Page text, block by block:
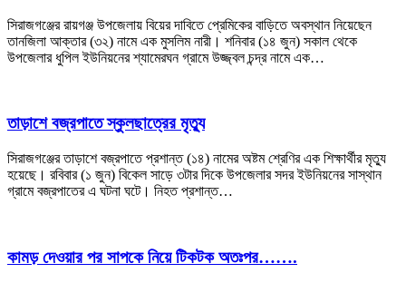
সিরাজগঞ্জের রায়গঞ্জ উপজেলায় বিয়ের দাবিতে প্রেমিকের বাড়িতে অবস্থান নিয়েছেন
তানজিলা আক্তার (৩২) নামে এক মুসলিম নারী। শনিবার (১৪ জুন) সকাল থেকে
উপজেলার ধুপিল ইউনিয়নের শ্যামেরঘন গ্রামে উজ্জ্বল চন্দ্র নামে এক…
তাড়াশে বজ্রপাতে স্কুলছাত্রের মৃত্যু
সিরাজগঞ্জের তাড়াশে বজ্রপাতে প্রশান্ত (১৪) নামের অষ্টম শ্রেণির এক শিক্ষার্থীর মৃত্যু
হয়েছে। রবিবার (১ জুন) বিকেল সাড়ে ৩টার দিকে উপজেলার সদর ইউনিয়নের সাস্থান
গ্রামে বজ্রপাতের এ ঘটনা ঘটে। নিহত প্রশান্ত…
কামড় দেওয়ার পর সাপকে নিয়ে টিকটক অতঃপর…….